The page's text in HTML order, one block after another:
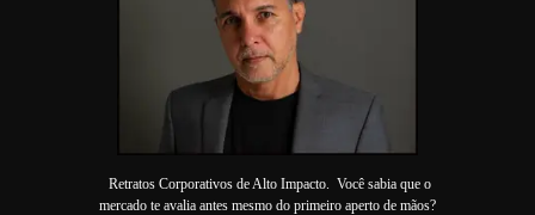
Retratos Corporativos de Alto Impacto. Você sabia que o
mercado te avalia antes mesmo do primeiro aperto de mãos?